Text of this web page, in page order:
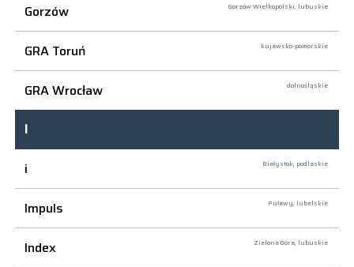
Gorzów Gorzów Wielkopolski, lubuskie
GRA Toruń kujawsko-pomorskie
GRA Wrocław dolnośląskie
I
i
Białystok, podlaskie
Impuls Puławy, lubelskie
Index Zielona Góra, lubuskie